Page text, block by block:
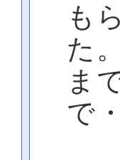
も
た
ま
で